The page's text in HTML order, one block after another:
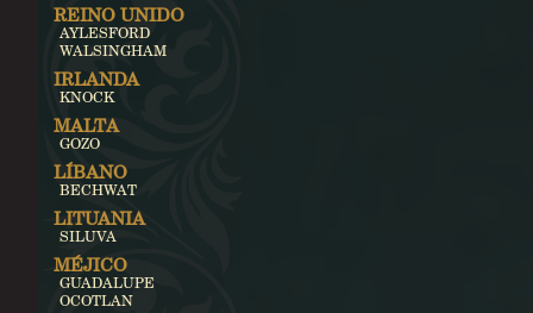
REINO UNIDO
AYLESFORD
WALSINGHAM
IRLANDA
KNOCK
MALTA
GOZO
LÍBANO
BECHWAT
LITUANIA
SILUVA
MÉJICO
GUADALUPE
OCOTLAN